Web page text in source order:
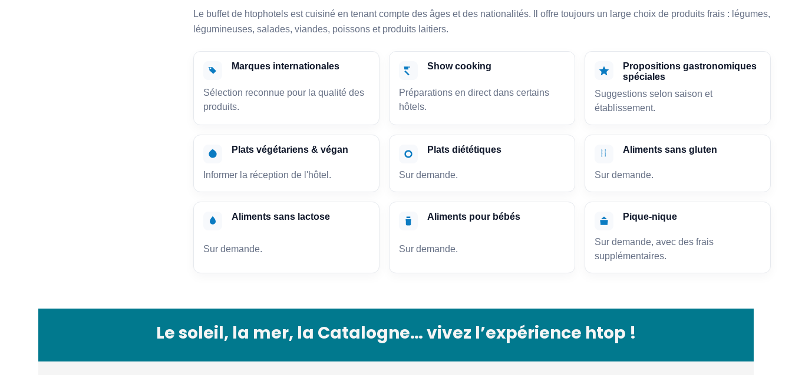
Le buffet de htophotels est cuisiné en tenant compte des âges et des nationalités. Il offre toujours un large choix de produits frais : légumes,
légumineuses, salades, viandes, poissons et produits laitiers.
Marques internationales
Sélection reconnue pour la qualité des
produits.
Show cooking
Préparations en direct dans certains
hôtels.
Propositions gastronomiques
spéciales
Suggestions selon saison et
établissement.
Plats végétariens & végan
Informer la réception de l'hôtel.
Plats diététiques
Sur demande.
Aliments sans gluten
Sur demande.
Aliments sans lactose
Sur demande.
Aliments pour bébés
Sur demande.
Pique-nique
Sur demande, avec des frais
supplémentaires.
Le soleil, la mer, la Catalogne… vivez l’expérience htop !